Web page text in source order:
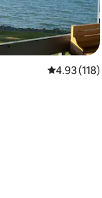
평점 4.93
4.93 (118)